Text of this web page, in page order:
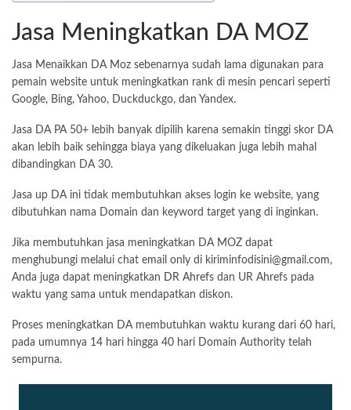
Jasa Meningkatkan DA MOZ
Jasa Menaikkan DA Moz sebenarnya sudah lama digunakan para
pemain website untuk meningkatkan rank di mesin pencari seperti
Google, Bing, Yahoo, Duckduckgo, dan Yandex.
Jasa DA PA 50+ lebih banyak dipilih karena semakin tinggi skor DA
akan lebih baik sehingga biaya yang dikeluakan juga lebih mahal
dibandingkan DA 30.
Jasa up DA ini tidak membutuhkan akses login ke website, yang
dibutuhkan nama Domain dan keyword target yang di inginkan.
Jika membutuhkan jasa meningkatkan DA MOZ dapat
menghubungi melalui chat email only di kiriminfodisini@gmail.com,
Anda juga dapat meningkatkan DR Ahrefs dan UR Ahrefs pada
waktu yang sama untuk mendapatkan diskon.
Proses meningkatkan DA membutuhkan waktu kurang dari 60 hari,
pada umumnya 14 hari hingga 40 hari Domain Authority telah
sempurna.